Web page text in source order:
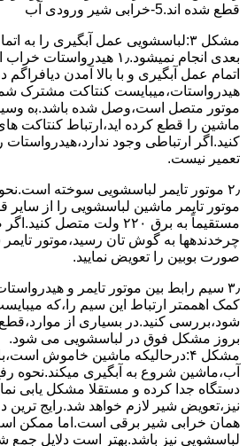
ﻗﻄﻊ ﺷﺪه اند.5-خرابی شیر ورودی آب
مشکل ۳:لباسشویی ﻋﻤﻞ آﺑﮕﯿﺮی را ﺑﻪ
ﺑﻌﺪی اﻧﺠﺎم نمیشود.۱٫
اﺗﻤﺎم عمل آﺑﮕﯿﺮی و ﺑﺎ ﺑﺎﻻ آﻣﺪن دﯾﺎﻓﺮاﮔﻢ
ﻣﻮﺗﻮر ﻣﺘﺼﻞ اﺳﺖ،وﺻﻞ ﺷﺪه ﺑﺎﺷﺪ.ﺑه
ﻣﺎﺷﯿﻦ را ﻗﻄﻊ کرده اید،ارﺗﺒﺎط ﮐﻨﺘﺎﮐﺖ
کنید.اﮔﺮ ارﺗﺒﺎطی وجود ندارد،ﻫﯿﺪرواﺳﺘﺎت
ﺗﻌﻤﯿﺮ نیست.
۲٫ ﻣﻮﺗﻮر ﺗﺎﯾﻤﺮ لباسشویی ﺳﻮﺧﺘﻪ
ﻣﻮﺗﻮر ﺗﺎﯾﻤﺮ ماشین لباسشویی را از ﺳﺎﯾﺮ
مستقیماً ﺑﻪ برق ۲۲۰ وﻟﺖ
چرخدندهها به گوش تان رﺳﯿﺪ،ﻣﻮﺗﻮر
ﺻﻮرت ﺑﻮﺑﯿﻦ را ﺗﻌﻮﯾﺾ ﻧﻤﺎﯾﯿﺪ.
۳٫ ﺳﯿﻢ راﺑﻂ ﺑﯿﻦ ﻣﻮﺗﻮر ﺗﺎﯾﻤﺮ و
کمک اهممتر ارﺗﺒﺎط اﯾﻦ ﺳﯿﻢ را،ﮐﻪ
ﺷﻮد،بررسی ﮐﻨﯿﺪ.در ﺑﺴﯿﺎری از
ﺑﺮوز مشکل ﻓﻮق در لباسشویی می شود.
مشکل ۴:درحالیکه ﻣﺎﺷﯿﻦ ﺧﺎﻣﻮش
آب،ﻣﺎﺷﯿﻦ ﺷﺮوع ﺑﻪ آﺑﮕﯿﺮی میکند.نحوه
دستگاه جدا کرده و مستقلا مشکل یابی
نیز،تعویض شیر لازم خواهد شد.رایج ترین
همان خرابی شیر برقی است.اما ممکن است
لباسشویی نیز باشد.بهتر است دلایل جمع